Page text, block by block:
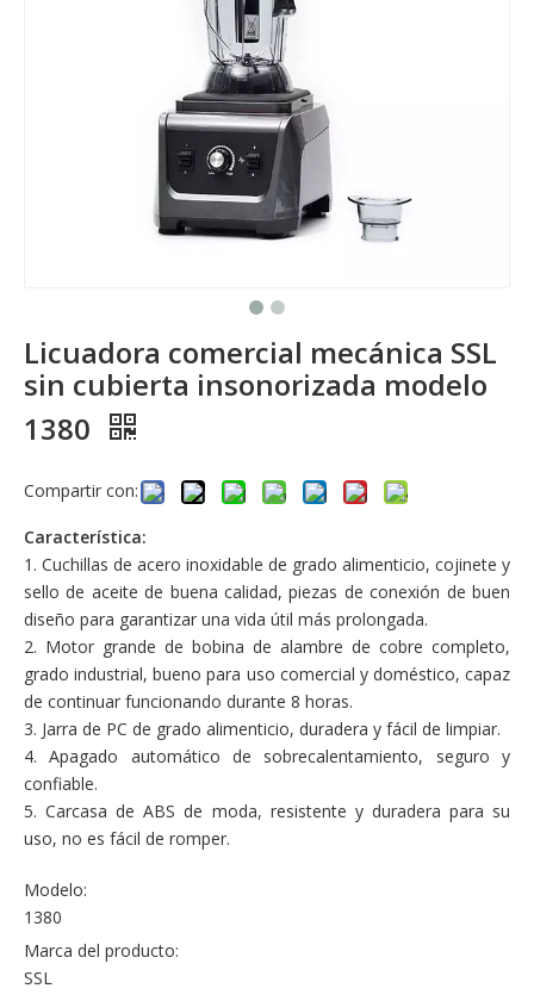
Licuadora comercial mecánica SSL
sin cubierta insonorizada modelo
1380
Compartir con:
Característica:
1. Cuchillas de acero inoxidable de grado alimenticio, cojinete y
sello de aceite de buena calidad, piezas de conexión de buen
diseño para garantizar una vida útil más prolongada.
2. Motor grande de bobina de alambre de cobre completo,
grado industrial, bueno para uso comercial y doméstico, capaz
de continuar funcionando durante 8 horas.
3. Jarra de PC de grado alimenticio, duradera y fácil de limpiar.
4. Apagado automático de sobrecalentamiento, seguro y
confiable.
5. Carcasa de ABS de moda, resistente y duradera para su
uso, no es fácil de romper.
Modelo:
1380
Marca del producto:
SSL